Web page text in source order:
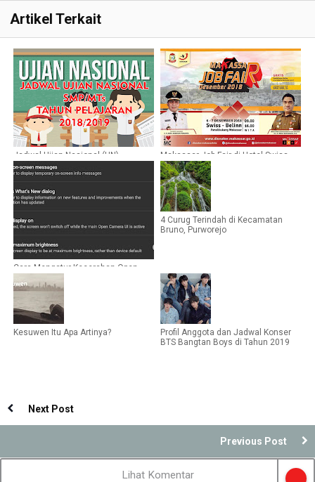
Artikel Terkait
Jadwal Ujian Nasional (UN)
SMP/MTs Tahun Pelajaran
2018/2019
Makassar Job Fair di Hotel Swiss
Belinn Desember 2018
Cara Mengatur Kecerahan Open
4 Curug Terindah di Kecamatan
Bruno, Purworejo
Kesuwen Itu Apa Artinya?
Profil Anggota dan Jadwal Konser
BTS Bangtan Boys di Tahun 2019
Next Post
Previous Post
Lihat Komentar